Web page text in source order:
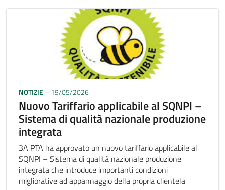
NOTIZIE– 19/05/2026
Nuovo Tariffario applicabile al SQNPI –
Sistema di qualità nazionale produzione
integrata
3A PTA ha approvato un nuovo tariffario applicabile al
SQNPI – Sistema di qualità nazionale produzione
integrata che introduce importanti condizioni
migliorative ad appannaggio della propria clientela